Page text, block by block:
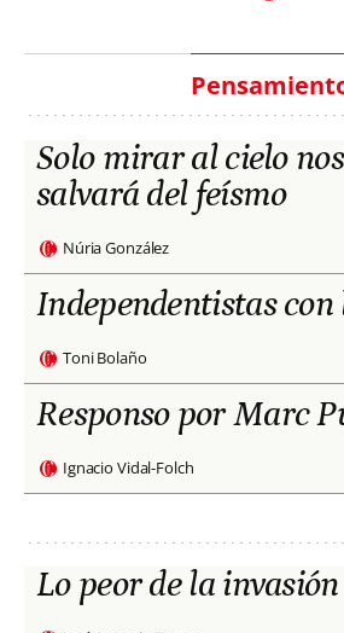
Solo mirar al cielo nos
salvará del feísmo
Núria González
Independentistas con
Toni Bolaño
Responso por Marc
Ignacio Vidal-Folch
Lo peor de la invasión